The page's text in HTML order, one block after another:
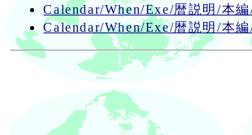
Calendar/When/Exe/暦説明/本編
Calendar/When/Exe/暦説明/本